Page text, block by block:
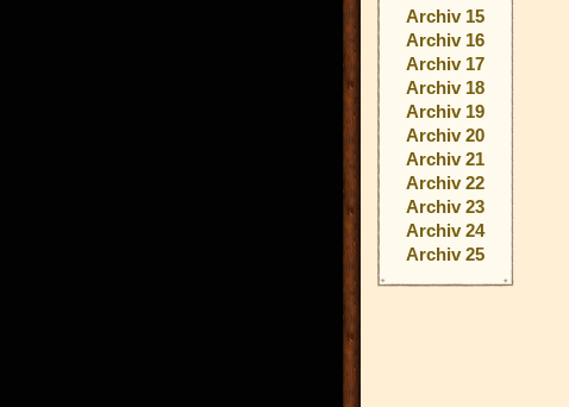
Archiv 15
Archiv 16
Archiv 17
Archiv 18
Archiv 19
Archiv 20
Archiv 21
Archiv 22
Archiv 23
Archiv 24
Archiv 25